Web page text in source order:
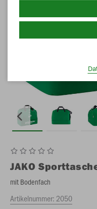
JAKO
mit Bodenfach
Artikelnummer: 2050